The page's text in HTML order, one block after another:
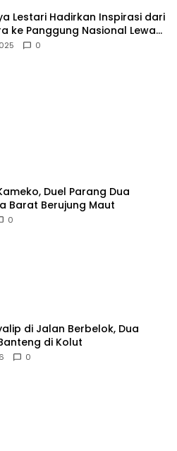
Lestari Hadirkan Inspirasi dari
ke Panggung Nasional Lewat
Bergengsi
0
Duel Parang Dua
Barat Berujung Maut
0
di Jalan Berbelok, Dua
di Kolut
0